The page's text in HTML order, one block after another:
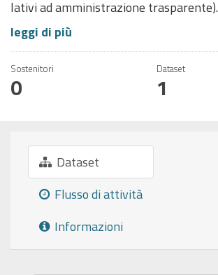
lativi ad amministrazione trasparente).
leggi di più
Sostenitori
0
Dataset
1
Dataset
Flusso di attività
Informazioni